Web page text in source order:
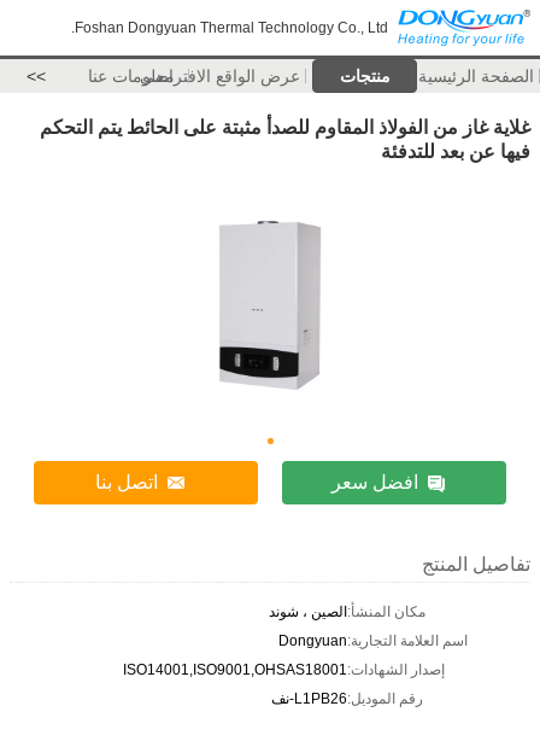
Foshan Dongyuan Thermal Technology Co., Ltd.
الصفحة الرئيسية منتجات عرض الواقع الافتراضيمعلومات عنا >>
غلاية غاز من الفولاذ المقاوم للصدأ مثبتة على الحائط يتم التحكم
فيها عن بعد للتدفئة
افضل سعر اتصل بنا
تفاصيل المنتج
مكان المنشأ:الصين ، شوند
اسم العلامة التجارية:Dongyuan
إصدار الشهادات:ISO14001,ISO9001,OHSAS18001
رقم الموديل:L1PB26-نف